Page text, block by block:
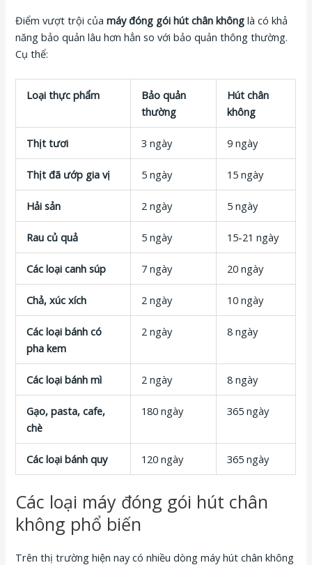
Điểm vượt trội củamáy đóng gói hút chân không là có khả
năng bảo quản lâu hơn hẳn so với bảo quản thông thường.
Cụ thể:
Loại thực phẩm
Bảo quản
thường
Hút chân
không
Thịt tươi 3 ngày 9 ngày
Thịt đã ướp gia vị 5 ngày 15 ngày
Hải sản 2 ngày 5 ngày
Rau củ quả 5 ngày 15-21 ngày
Các loại canh súp 7 ngày 20 ngày
Chả, xúc xích 2 ngày 10 ngày
Các loại bánh có
pha kem
2 ngày 8 ngày
Các loại bánh mì 2 ngày 8 ngày
Gạo, pasta, cafe,
chè
180 ngày 365 ngày
Các loại bánh quy 120 ngày 365 ngày
Các loại máy đóng gói hút chân
không phổ biến
Trên thị trường hiện nay có nhiều dòng máy hút chân không